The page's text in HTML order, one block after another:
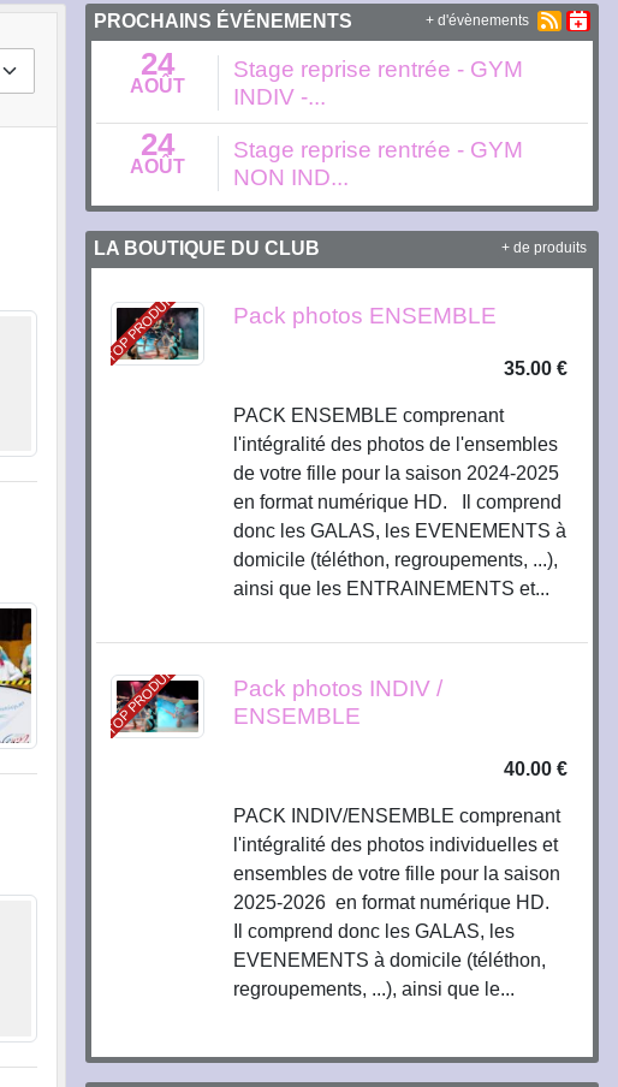
PROCHAINS ÉVÉNEMENTS
24
AOÛT
Stage reprise rentrée - GYM
INDIV -...
24
AOÛT
Stage reprise rentrée - GYM
NON IND...
+ d'évènements
LA BOUTIQUE DU CLUB
TOP PRODUIT Pack photos ENSEMBLE
35.00 €
PACK ENSEMBLE comprenant
l'intégralité des photos de l'ensembles
de votre fille pour la saison 2024-2025
en format numérique HD. Il comprend
donc les GALAS, les EVENEMENTS à
domicile (téléthon, regroupements, ...),
ainsi que les ENTRAINEMENTS et...
TOP PRODUIT
Pack photos INDIV /
ENSEMBLE
40.00 €
PACK INDIV/ENSEMBLE comprenant
l'intégralité des photos individuelles et
ensembles de votre fille pour la saison
2025-2026 en format numérique HD.
Il comprend donc les GALAS, les
EVENEMENTS à domicile (téléthon,
regroupements, ...), ainsi que le...
+ de produits